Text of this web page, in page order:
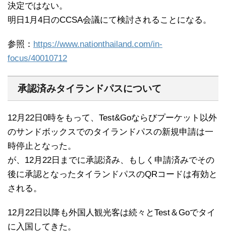
決定ではない。
明日1月4日のCCSA会議にて検討されることになる。
参照： https://www.nationthailand.com/in-
focus/40010712
承認済みタイランドパスについて
12月22日0時をもって、Test&Goならびプーケット以外
のサンドボックスでのタイランドパスの新規申請は一
時停止となった。
が、12月22日までに承認済み、もしく申請済みでその
後に承認となったタイランドパスのQRコードは有効と
される。
12月22日以降も外国人観光客は続々とTest＆Goでタイ
に入国してきた。